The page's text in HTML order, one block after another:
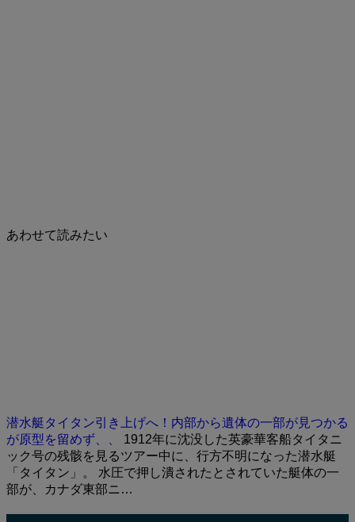
あわせて読みたい
潜水艇タイタン引き上げへ！内部から遺体の一部が見つかる
が原型を留めず、、
1912年に沈没した英豪華客船タイタニ
ック号の残骸を見るツアー中に、行方不明になった潜水艇
「タイタン」。 水圧で押し潰されたとされていた艇体の一
部が、カナダ東部ニ…